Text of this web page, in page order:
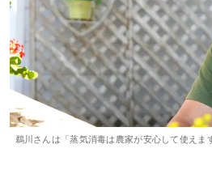
鵜川さんは「蒸気消毒は農家が安心して使えま